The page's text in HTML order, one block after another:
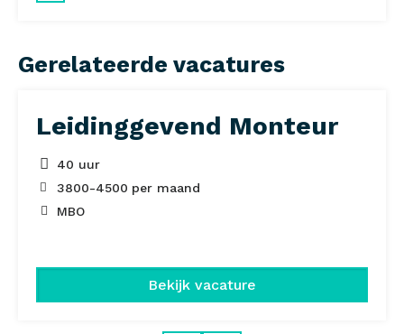
Gerelateerde vacatures
Leidinggevend Monteur
40 uur
3800-4500 per maand
MBO
Bekijk vacature